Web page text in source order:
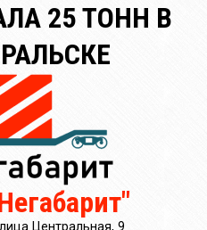
25 ТОНН В
Центральная, 9